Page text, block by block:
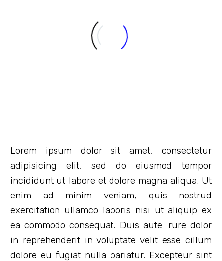
Lorem ipsum dolor sit amet, consectetur
adipisicing elit, sed do eiusmod tempor
incididunt ut labore et dolore magna aliqua. Ut
enim ad minim veniam, quis nostrud
exercitation ullamco laboris nisi ut aliquip ex
ea commodo consequat. Duis aute irure dolor
in reprehenderit in voluptate velit esse cillum
dolore eu fugiat nulla pariatur. Excepteur sint